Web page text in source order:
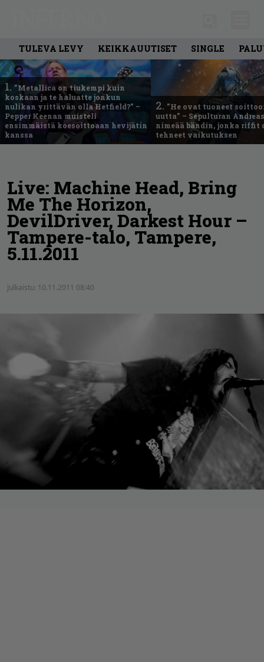
TULEVA LEVY KEIKKAUUTISET SINGLE
1. ”Metallica on tiukempi kuin
koskaan ja te haluatte jonkun
nulikan yrittävän olla Hetfield?” –
Pepper Keenan muisteli
ensimmäistä koesoittoaan hevijätin
kanssa
2. ”He ovat tuoneet
uutta” – Sepulturan
nimeää bändin, jonka riffit
tehneet vaikutuksen
Live: Machine Head, Bring
Me The Horizon,
DevilDriver, Darkest Hour –
Tampere-talo, Tampere,
5.11.2011
Julkaistu: 10.11.2011 08:40